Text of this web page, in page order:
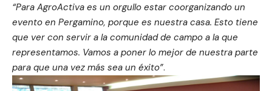
“Para AgroActiva es un orgullo estar coorganizando un
evento en Pergamino, porque es nuestra casa. Esto tiene
que ver con servir a la comunidad de campo a la que
representamos. Vamos a poner lo mejor de nuestra parte
para que una vez más sea un éxito”.